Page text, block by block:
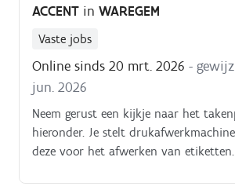
ACCENT in WAREGEM
Vaste jobs
Online sinds 20 mrt. 2026 -
jun. 2026
Neem gerust een kijkje naar het
hieronder. Je stelt
deze voor het afwerken van etiketten.